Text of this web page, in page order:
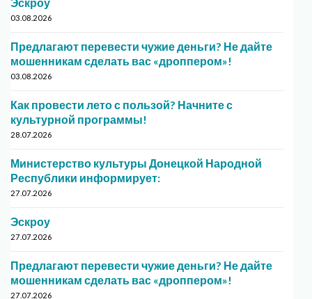
03.08.2026
Предлагают перевести чужие деньги? Не дайте
мошенникам сделать вас «дроппером»!
03.08.2026
Как провести лето с пользой? Начните с
культурной программы!
28.07.2026
Министерство культуры Донецкой Народной
Республики информирует:
27.07.2026
Эскроу
27.07.2026
Предлагают перевести чужие деньги? Не дайте
мошенникам сделать вас «дроппером»!
27.07.2026